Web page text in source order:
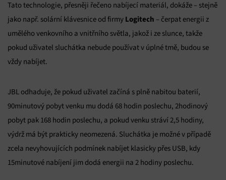
Tato technologie, přesněji řečeno nabíjecí materiál, dokáže – stejně
jako např. solární klávesnice od firmy Logitech – čerpat energii z
umělého venkovního a vnitřního světla, jakož i ze slunce, takže
pokud uživatel sluchátka nebude používat v úplné tmě, budou se
vždy nabíjet.
JBL odhaduje, že pokud uživatel začíná s plně nabitou baterií,
90minutový pobyt venku mu dodá 68 hodin poslechu, 2hodinový
pobyt pak 168 hodin poslechu, a pokud venku stráví 2,5 hodiny,
výdrž má být prakticky neomezená. Sluchátka je možné v případě
zcela nevyhovujících podmínek nabíjet klasicky přes USB, kdy
15minutové nabíjení jim dodá energii na 2 hodiny poslechu.